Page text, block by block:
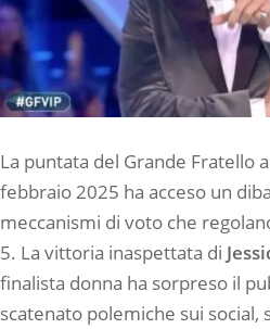
La puntata del Grande Fratello
febbraio 2025 ha acceso un
meccanismi di voto che
5. La vittoria inaspettata di
finalista donna ha sorpreso il
scatenato polemiche sui